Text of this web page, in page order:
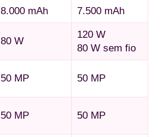
8.000 mAh 7.500 mAh
80 W
120 W
80 W sem fio
50 MP 50 MP
50 MP 50 MP